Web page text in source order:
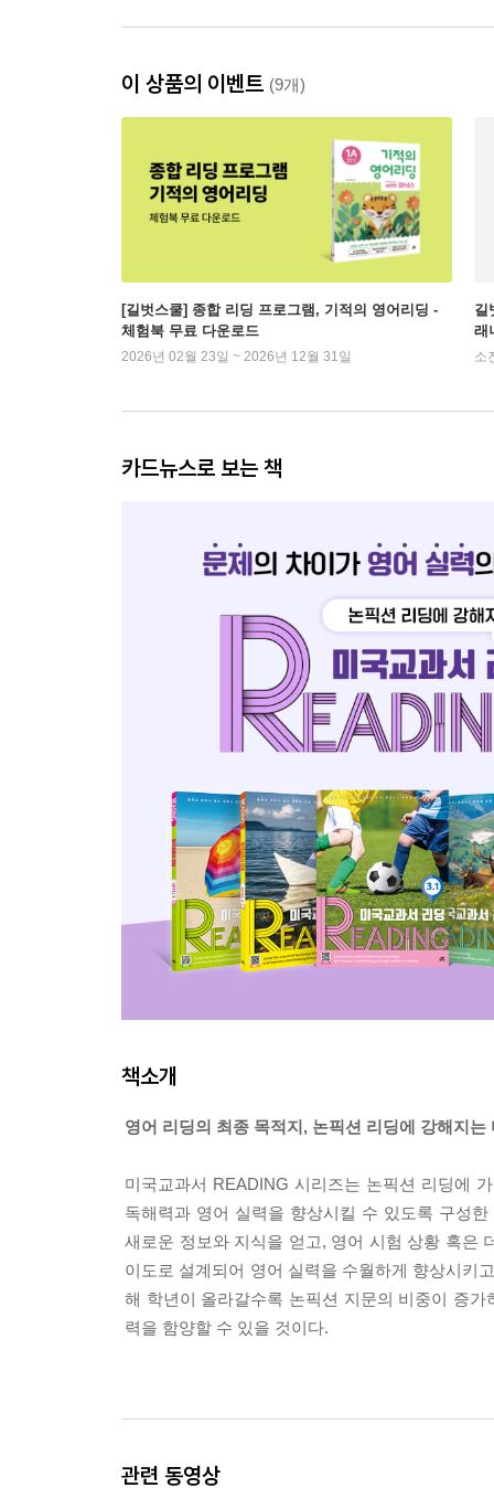
이 상품의 이벤트 (9개)
[길벗스쿨] 종합 리딩 프로그램, 기적의 영어리딩 -
체험북 무료 다운로드
2026년 02월 23일 ~ 2026년 12월 31일
길
래
소
카드뉴스로 보는 책
책소개
영어 리딩의 최종 목적지, 논픽션 리딩에 강해지
미국교과서 READING 시리즈는 논픽션 리딩에
독해력과 영어 실력을 향상시킬 수 있도록 구성
새로운 정보와 지식을 얻고, 영어 시험 상황 혹은
이도로 설계되어 영어 실력을 수월하게 향상시키
해 학년이 올라갈수록 논픽션 지문의 비중이 증
력을 함양할 수 있을 것이다.
관련 동영상